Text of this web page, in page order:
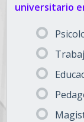
universitario